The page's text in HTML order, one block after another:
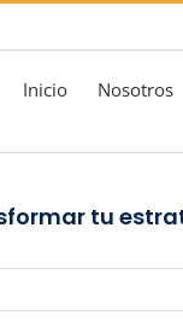
Inicio Nosotros
tu